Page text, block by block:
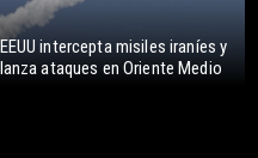
EEUU intercepta misiles iraníes y
lanza ataques en Oriente Medio